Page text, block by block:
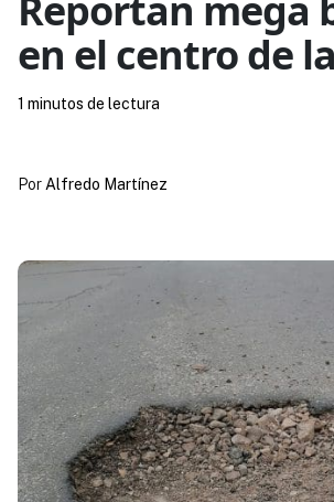
en el centro de
Por Alfredo Martínez
1 minutos de lectura